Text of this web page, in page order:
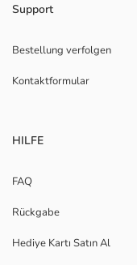
Support
Bestellung verfolgen
Kontaktformular
HILFE
FAQ
Rückgabe
Hediye Kartı Satın Al